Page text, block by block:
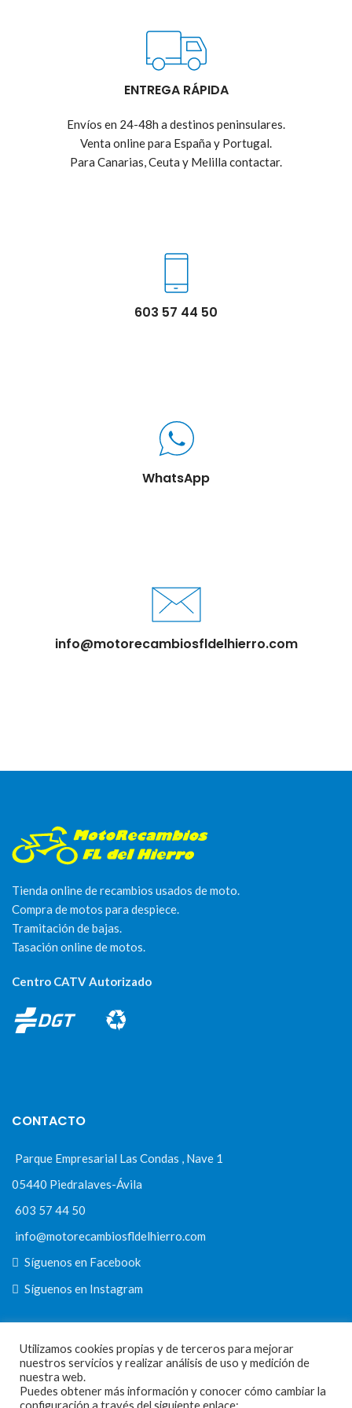
ENTREGA RÁPIDA
Envíos en 24-48h a destinos peninsulares.
Venta online para España y Portugal.
Para Canarias, Ceuta y Melilla contactar.
603 57 44 50
WhatsApp
info@motorecambiosfldelhierro.com
Tienda online de recambios usados de moto.
Compra de motos para despiece.
Tramitación de bajas.
Tasación online de motos.
Centro CATV Autorizado
CONTACTO
Parque Empresarial Las Condas , Nave 1
05440 Piedralaves-Ávila
603 57 44 50
info@motorecambiosfldelhierro.com
Síguenos en Facebook
Síguenos en Instagram
NAVEGACIÓN
Inicio
Utilizamos cookies propias y de terceros para mejorar
nuestros servicios y realizar análisis de uso y medición de
nuestra web.
Puedes obtener más información y conocer cómo cambiar la
configuración a través del siguiente enlace: